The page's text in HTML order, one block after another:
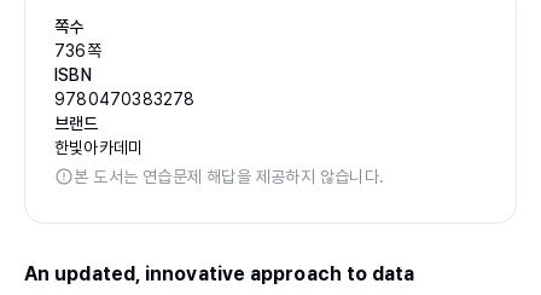
쪽수
736쪽
ISBN
9780470383278
브랜드
한빛아카데미
본 도서는 연습문제 해답을 제공하지 않습니다.
An updated, innovative approach to data